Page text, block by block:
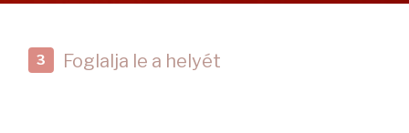
3 Foglalja le a helyét